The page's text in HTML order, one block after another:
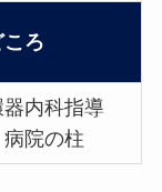
ろ
器内科指導
病院の柱